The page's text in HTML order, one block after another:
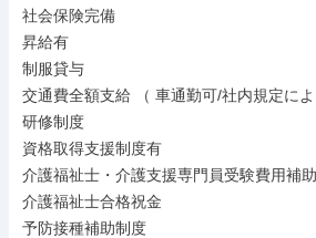
社会保険完備
昇給有
制服貸与
交通費全額支給 （ 車通勤可/社内規定によ
研修制度
資格取得支援制度有
介護福祉士・介護支援専門員受験費用補助
介護福祉士合格祝金
予防接種補助制度